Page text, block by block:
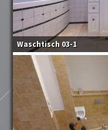
Waschtisch 03-1